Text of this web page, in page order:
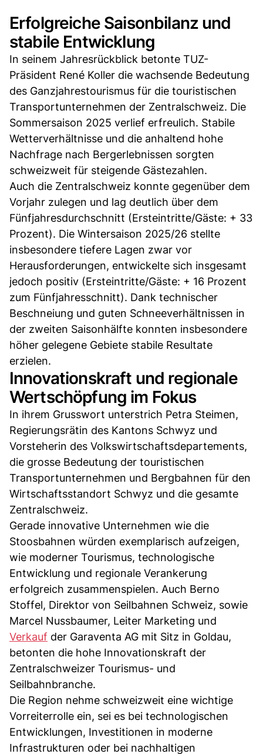
Erfolgreiche Saisonbilanz und
stabile Entwicklung
In seinem Jahresrückblick betonte TUZ-
Präsident René Koller die wachsende Bedeutung
des Ganzjahrestourismus für die touristischen
Transportunternehmen der Zentralschweiz. Die
Sommersaison 2025 verlief erfreulich. Stabile
Wetterverhältnisse und die anhaltend hohe
Nachfrage nach Bergerlebnissen sorgten
schweizweit für steigende Gästezahlen.
Auch die Zentralschweiz konnte gegenüber dem
Vorjahr zulegen und lag deutlich über dem
Fünfjahresdurchschnitt (Ersteintritte/Gäste: + 33
Prozent). Die Wintersaison 2025/26 stellte
insbesondere tiefere Lagen zwar vor
Herausforderungen, entwickelte sich insgesamt
jedoch positiv (Ersteintritte/Gäste: + 16 Prozent
zum Fünfjahresschnitt). Dank technischer
Beschneiung und guten Schneeverhältnissen in
der zweiten Saisonhälfte konnten insbesondere
höher gelegene Gebiete stabile Resultate
erzielen.
Innovationskraft und regionale
Wertschöpfung im Fokus
In ihrem Grusswort unterstrich Petra Steimen,
Regierungsrätin des Kantons Schwyz und
Vorsteherin des Volkswirtschaftsdepartements,
die grosse Bedeutung der touristischen
Transportunternehmen und Bergbahnen für den
Wirtschaftsstandort Schwyz und die gesamte
Zentralschweiz.
Gerade innovative Unternehmen wie die
Stoosbahnen würden exemplarisch aufzeigen,
wie moderner Tourismus, technologische
Entwicklung und regionale Verankerung
erfolgreich zusammenspielen. Auch Berno
Stoffel, Direktor von Seilbahnen Schweiz, sowie
Marcel Nussbaumer, Leiter Marketing und
Verkauf der Garaventa AG mit Sitz in Goldau,
betonten die hohe Innovationskraft der
Zentralschweizer Tourismus- und
Seilbahnbranche.
Die Region nehme schweizweit eine wichtige
Vorreiterrolle ein, sei es bei technologischen
Entwicklungen, Investitionen in moderne
Infrastrukturen oder bei nachhaltigen